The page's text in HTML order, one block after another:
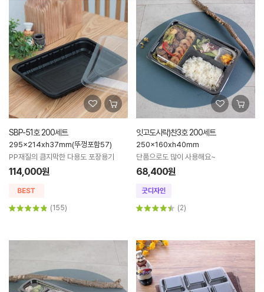
SBP-51호 200세트
295x214xh37mm(뚜껑포함57)
PP재질의 큼지막한 다용도 포장용기
114,000원
(155)
잇고도시락)찬3호 200세트
250x160xh40mm
단품으로도 많이 사용해요~
68,400원
(2)